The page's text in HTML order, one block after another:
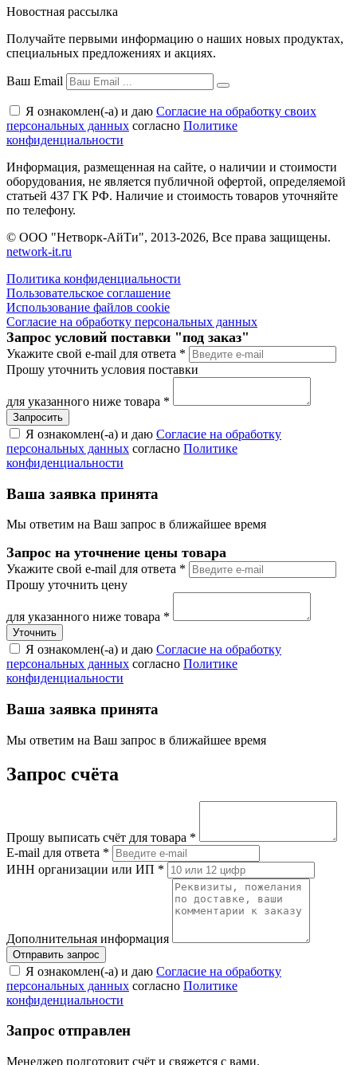
Новостная рассылка
Получайте первыми информацию о наших новых продуктах,
специальных предложениях и акциях.
Ваш Email
Я ознакомлен(-а) и даю Согласие на обработку своих
персональных данных согласно Политике
конфиденциальности
Информация, размещенная на сайте, о наличии и стоимости
оборудования, не является публичной офертой, определяемой
статьей 437 ГК РФ. Наличие и стоимость товаров уточняйте
по телефону.
© ООО "Нетворк-АйТи", 2013-2026, Все права защищены.
network-it.ru
Политика конфиденциальности
Пользовательское соглашение
Использование файлов cookie
Согласие на обработку персональных данных
Запрос условий поставки "под заказ"
Укажите свой e-mail для ответа *
Прошу уточнить условия поставки
для указанного ниже товара *
Я ознакомлен(-а) и даю Согласие на обработку
персональных данных согласно Политике
конфиденциальности
Ваша заявка принята
Мы ответим на Ваш запрос в ближайшее время
Запрос на уточнение цены товара
Укажите свой e-mail для ответа *
Прошу уточнить цену
для указанного ниже товара *
Я ознакомлен(-а) и даю Согласие на обработку
персональных данных согласно Политике
конфиденциальности
Ваша заявка принята
Мы ответим на Ваш запрос в ближайшее время
Запрос счёта
Прошу выписать счёт для товара *
E-mail для ответа *
ИНН организации или ИП *
Дополнительная информация
Я ознакомлен(-а) и даю Согласие на обработку
персональных данных согласно Политике
конфиденциальности
Запрос отправлен
Менеджер подготовит счёт и свяжется с вами.